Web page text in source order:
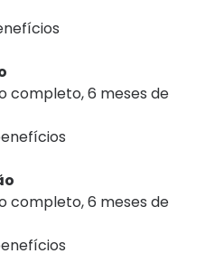
completo, 6 meses de
completo, 6 meses de